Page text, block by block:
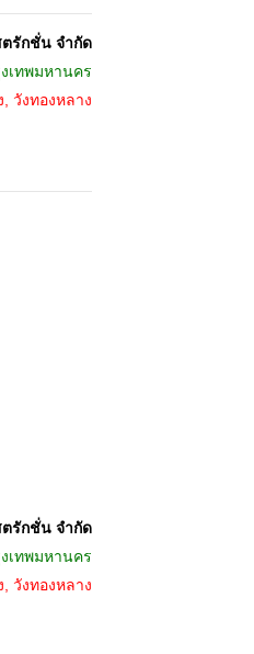
รักชั่น จำกัด
เทพมหานคร
วังทองหลาง
รักชั่น จำกัด
เทพมหานคร
วังทองหลาง